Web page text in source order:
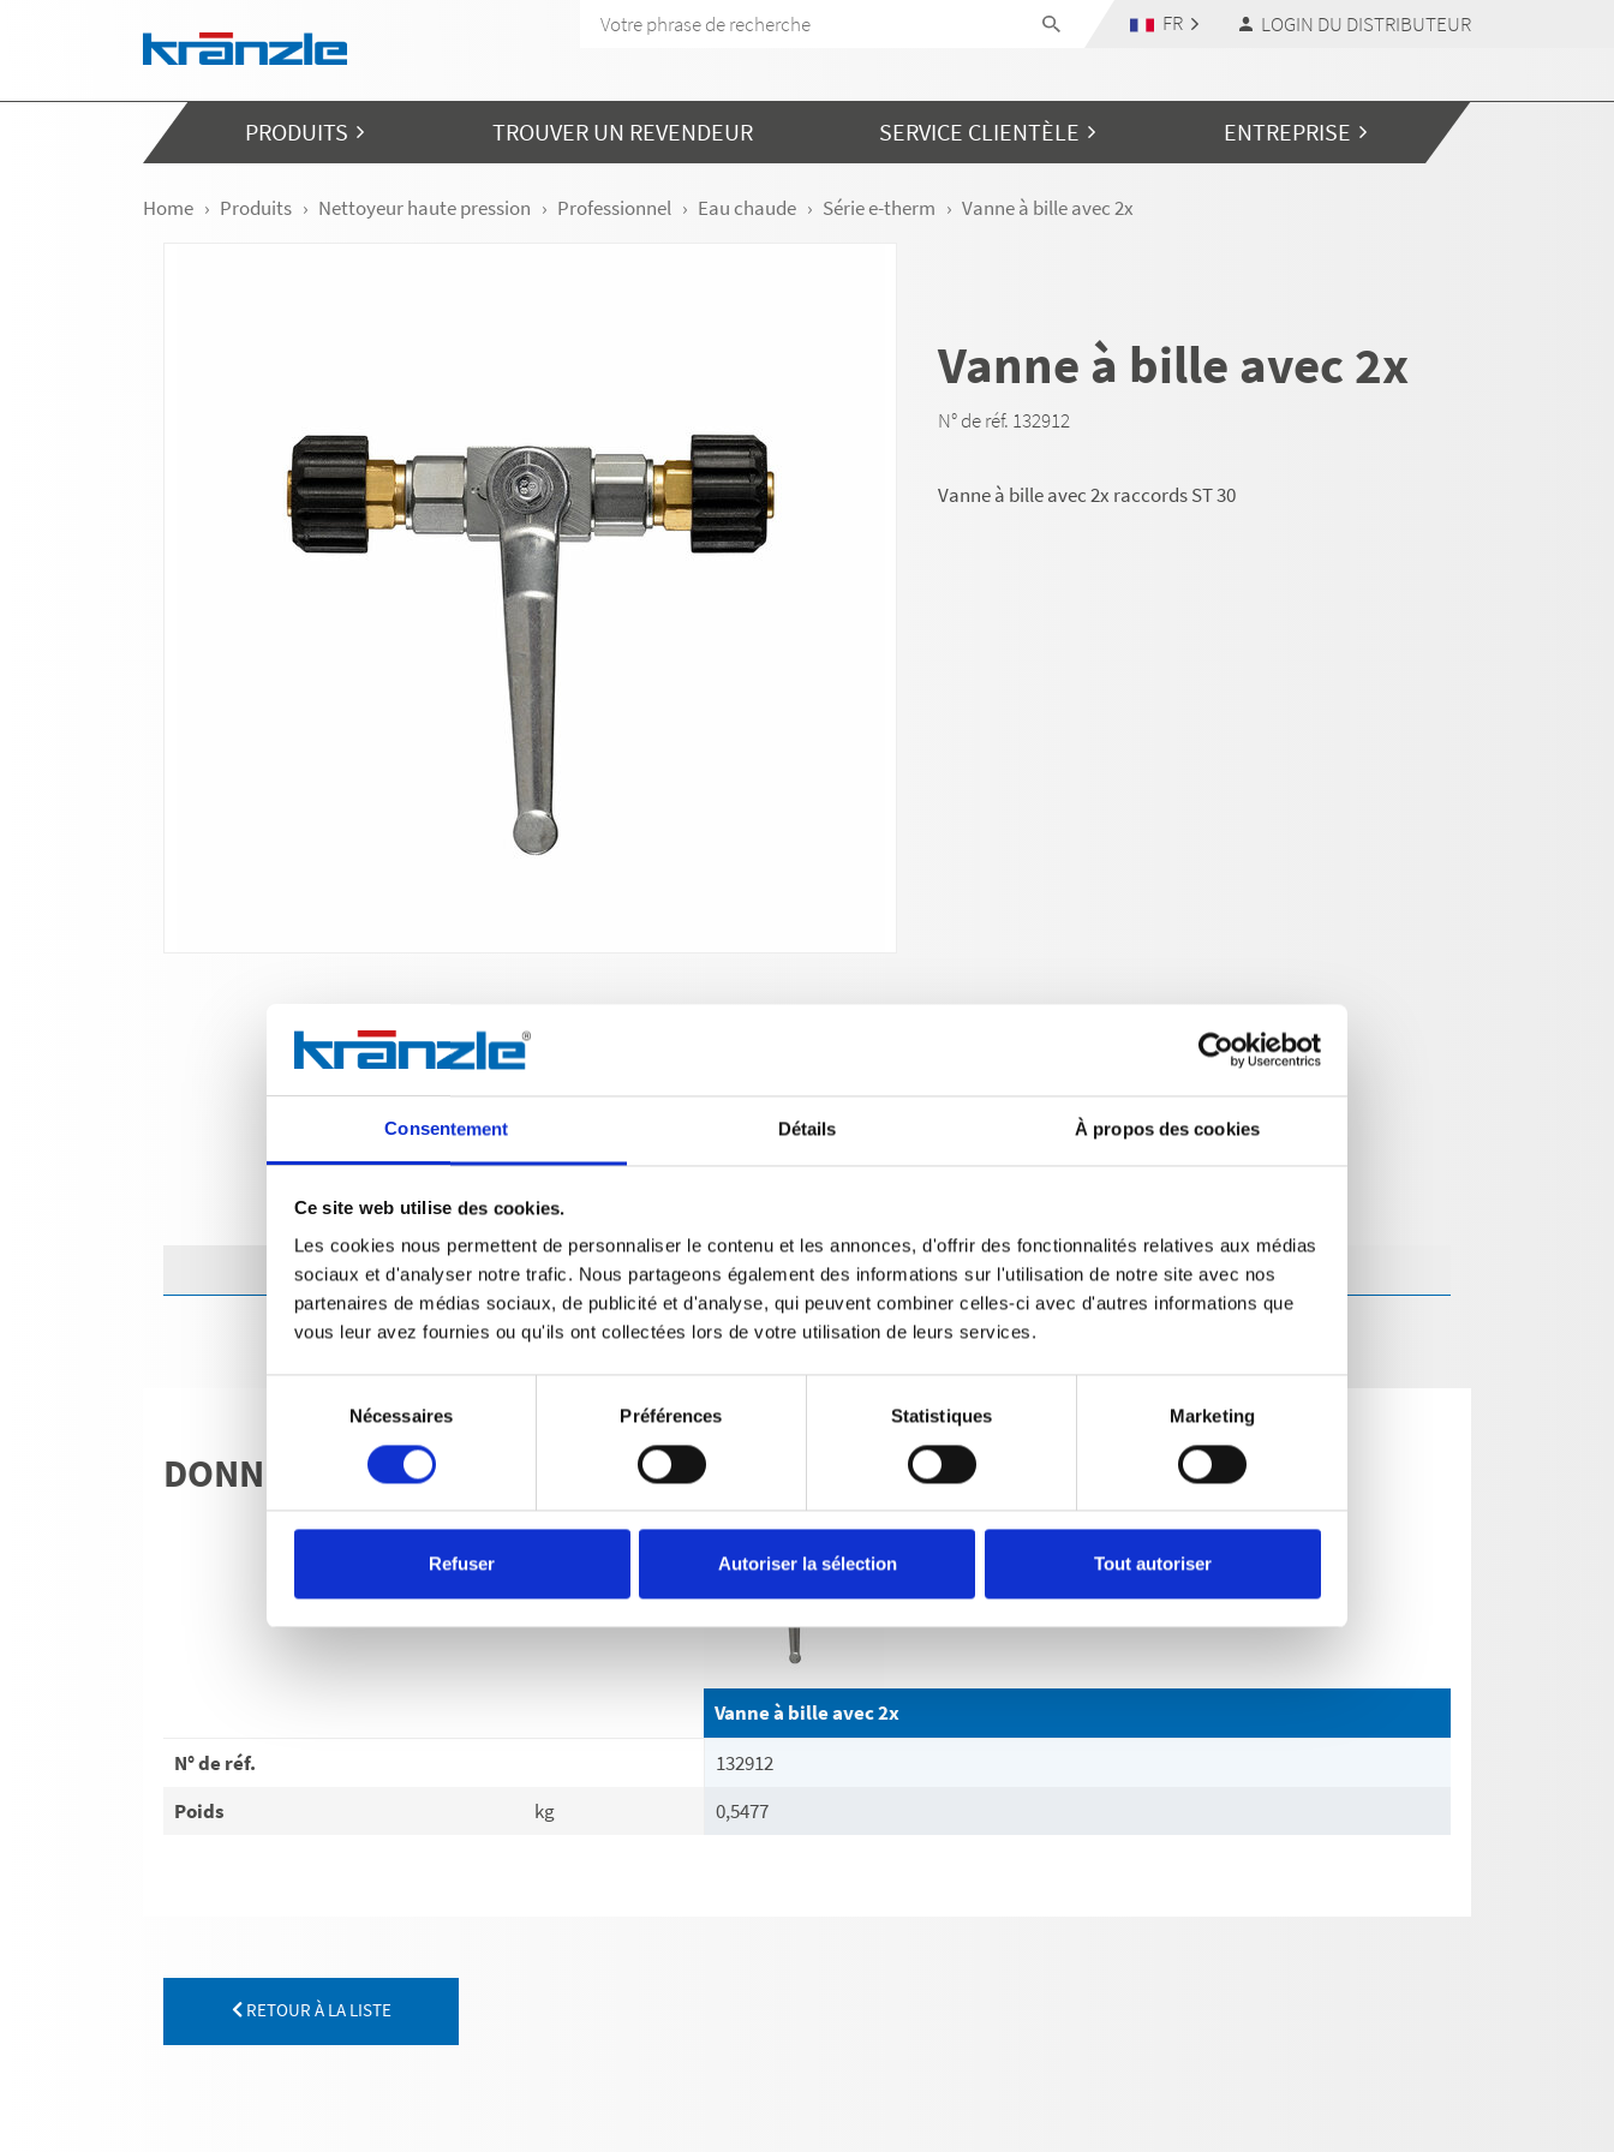
Consentement Détails À propos des cookies
Ce site web utilise des cookies.
Les cookies nous permettent de personnaliser le contenu et les annonces, d'offrir des fonctionnalités relatives aux médias
sociaux et d'analyser notre trafic. Nous partageons également des informations sur l'utilisation de notre site avec nos
partenaires de médias sociaux, de publicité et d'analyse, qui peuvent combiner celles-ci avec d'autres informations que
vous leur avez fournies ou qu'ils ont collectées lors de votre utilisation de leurs services.
consentement
Nécessaires Préférences Statistiques Marketing
Refuser Autoriser la sélection Tout autoriser
FR LOGIN DU DISTRIBUTEUR
PRODUITS TROUVER UN REVENDEUR SERVICE CLIENTÈLE ENTREPRISE
Home Produits Nettoyeur haute pression Professionnel Eau chaude Série e-therm Vanne à bille avec 2x
Vanne à bille avec 2x
N° de réf. 132912
Vanne à bille avec 2x raccords ST 30
Données techniques
DONNÉES TECHNIQUES
Vanne à bille avec 2x
N° de réf.
132912
Poids
kg 0,5477
RETOUR À LA LISTE